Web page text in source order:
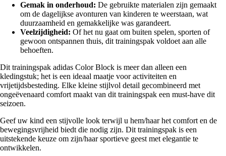
Gemak in onderhoud: De gebruikte materialen zijn gemaakt
om de dagelijkse avonturen van kinderen te weerstaan, wat
duurzaamheid en gemakkelijke was garandeert.
Veelzijdigheid: Of het nu gaat om buiten spelen, sporten of
gewoon ontspannen thuis, dit trainingspak voldoet aan alle
behoeften.
Dit trainingspak adidas Color Block is meer dan alleen een
kledingstuk; het is een ideaal maatje voor activiteiten en
vrijetijdsbesteding. Elke kleine stijlvol detail gecombineerd met
ongeëvenaard comfort maakt van dit trainingspak een must-have dit
seizoen.
Geef uw kind een stijvolle look terwijl u hem/haar het comfort en de
bewegingsvrijheid biedt die nodig zijn. Dit trainingspak is een
uitstekende keuze om zijn/haar sportieve geest met elegantie te
ontwikkelen.